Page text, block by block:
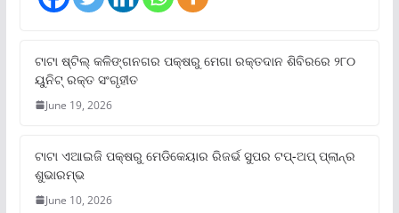
ଟାଟା ଷ୍ଟିଲ୍‌ କଳିଙ୍ଗନଗର ପକ୍ଷରୁ ମେଗା ରକ୍ତଦାନ ଶିବିରରେ ୨୮୦
ୟୁନିଟ୍‌ ରକ୍ତ ସଂଗୃହୀତ
June 19, 2026
ଟାଟା ଏଆଇଜି ପକ୍ଷରୁ ମେଡିକେୟାର ରିଜର୍ଭ ସୁପର ଟପ୍‌-ଅପ୍ ପ୍ଲାନ୍‌ର
ଶୁଭାରମ୍ଭ
June 10, 2026